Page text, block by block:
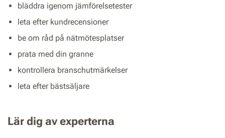
bläddra igenom jämförelsetester
leta efter kundrecensioner
be om råd på nätmötesplatser
prata med din granne
kontrollera branschutmärkelser
leta efter bästsäljare
Lär dig av experterna